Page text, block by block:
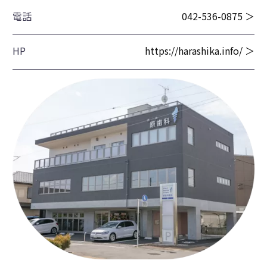
電話 042-536-0875 ＞
HP https://harashika.info/ ＞